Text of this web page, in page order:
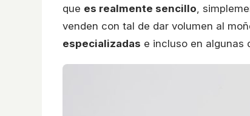
que es realmente sencillo ,
venden con tal de dar volumen al
especializadas e incluso en algunas